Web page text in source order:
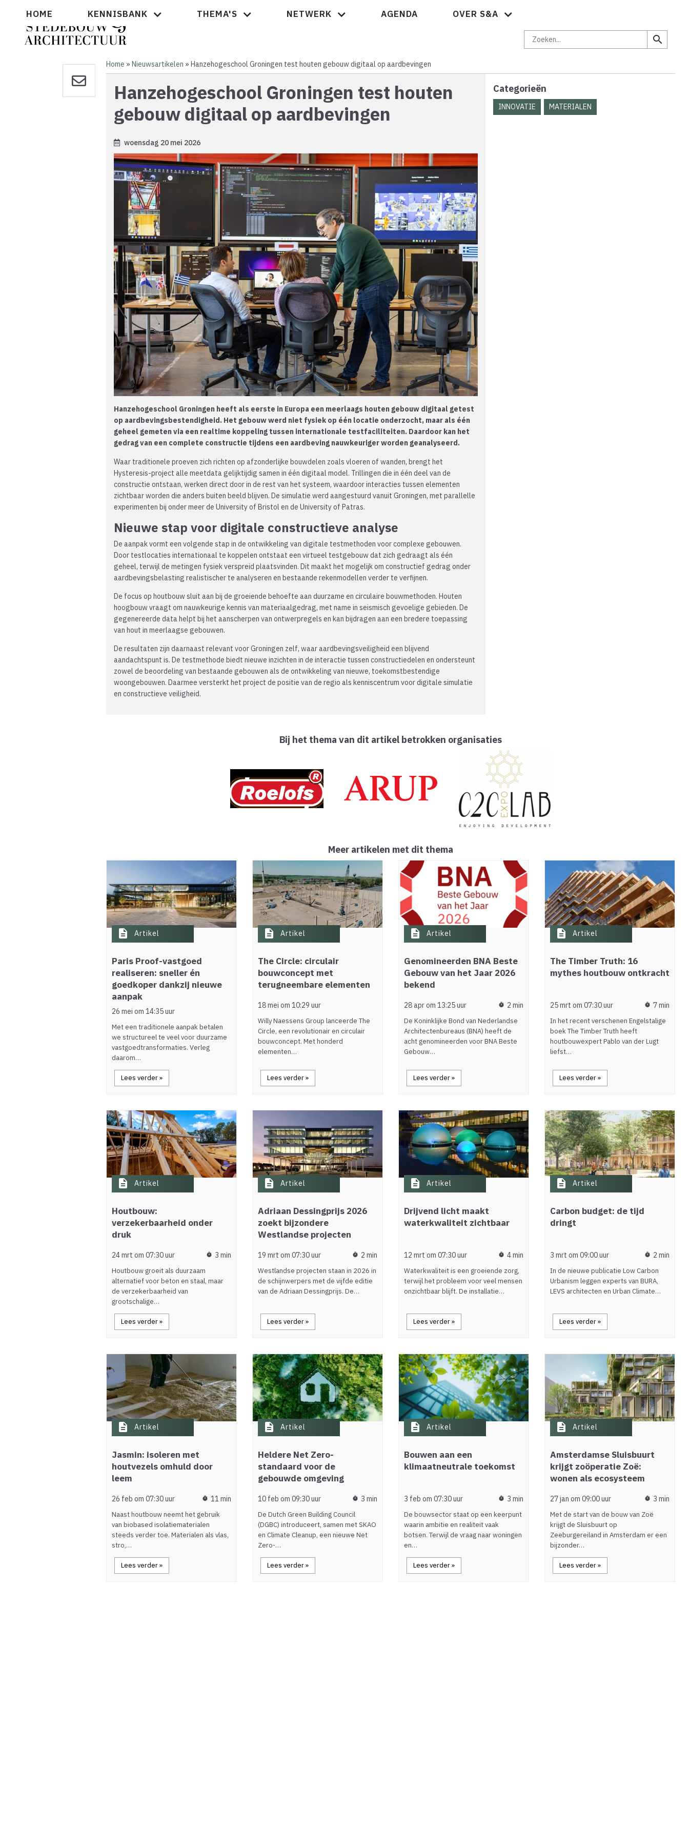
Zoeken
search
Hoofdnavigatie
HOME KENNISBANK THEMA'S NETWERK AGENDA OVER S&A
Home Nieuwsartikelen Hanzehogeschool Groningen test houten gebouw digitaal op aardbevingen
Hanzehogeschool Groningen test houten
gebouw digitaal op aardbevingen
woensdag 20 mei 2026
Hanzehogeschool Groningen heeft als eerste in Europa een meerlaags houten gebouw digitaal getest
op aardbevingsbestendigheid. Het gebouw werd niet fysiek op één locatie onderzocht, maar als één
geheel gemeten via een realtime koppeling tussen internationale testfaciliteiten. Daardoor kan het
gedrag van een complete constructie tijdens een aardbeving nauwkeuriger worden geanalyseerd.
Waar traditionele proeven zich richten op afzonderlijke bouwdelen zoals vloeren of wanden, brengt het
Hysteresis-project alle meetdata gelijktijdig samen in één digitaal model. Trillingen die in één deel van de
constructie ontstaan, werken direct door in de rest van het systeem, waardoor interacties tussen elementen
zichtbaar worden die anders buiten beeld blijven. De simulatie werd aangestuurd vanuit Groningen, met parallelle
experimenten bij onder meer de University of Bristol en de University of Patras.
Nieuwe stap voor digitale constructieve analyse
De aanpak vormt een volgende stap in de ontwikkeling van digitale testmethoden voor complexe gebouwen.
Door testlocaties internationaal te koppelen ontstaat een virtueel testgebouw dat zich gedraagt als één
geheel, terwijl de metingen fysiek verspreid plaatsvinden. Dit maakt het mogelijk om constructief gedrag onder
aardbevingsbelasting realistischer te analyseren en bestaande rekenmodellen verder te verfijnen.
De focus op houtbouw sluit aan bij de groeiende behoefte aan duurzame en circulaire bouwmethoden. Houten
hoogbouw vraagt om nauwkeurige kennis van materiaalgedrag, met name in seismisch gevoelige gebieden. De
gegenereerde data helpt bij het aanscherpen van ontwerpregels en kan bijdragen aan een bredere toepassing
van hout in meerlaagse gebouwen.
De resultaten zijn daarnaast relevant voor Groningen zelf, waar aardbevingsveiligheid een blijvend
aandachtspunt is. De testmethode biedt nieuwe inzichten in de interactie tussen constructiedelen en ondersteunt
zowel de beoordeling van bestaande gebouwen als de ontwikkeling van nieuwe, toekomstbestendige
woongebouwen. Daarmee versterkt het project de positie van de regio als kenniscentrum voor digitale simulatie
en constructieve veiligheid.
Categorieën
INNOVATIE MATERIALEN
Bij het thema van dit artikel betrokken organisaties
Meer artikelen met dit thema
description Artikel
Paris Proof-vastgoed
realiseren: sneller én
goedkoper dankzij nieuwe
aanpak
26 mei om 14:35 uur
Met een traditionele aanpak betalen
we structureel te veel voor duurzame
vastgoedtransformaties. Verleg
daarom…
Lees verder »
description Artikel
The Circle: circulair
bouwconcept met
terugneembare elementen
18 mei om 10:29 uur
Willy Naessens Group lanceerde The
Circle, een revolutionair en circulair
bouwconcept. Met honderd
elementen…
Lees verder »
description Artikel
Genomineerden BNA Beste
Gebouw van het Jaar 2026
bekend
28 apr om 13:25 uur timer 2 min
De Koninklijke Bond van Nederlandse
Architectenbureaus (BNA) heeft de
acht genomineerden voor BNA Beste
Gebouw…
Lees verder »
description Artikel
The Timber Truth: 16
mythes houtbouw ontkracht
25 mrt om 07:30 uur timer 7 min
In het recent verschenen Engelstalige
boek The Timber Truth heeft
houtbouwexpert Pablo van der Lugt
liefst…
Lees verder »
description Artikel
Houtbouw:
verzekerbaarheid onder
druk
24 mrt om 07:30 uur timer 3 min
Houtbouw groeit als duurzaam
alternatief voor beton en staal, maar
de verzekerbaarheid van
grootschalige…
Lees verder »
description Artikel
Adriaan Dessingprijs 2026
zoekt bijzondere
Westlandse projecten
19 mrt om 07:30 uur timer 2 min
Westlandse projecten staan in 2026 in
de schijnwerpers met de vijfde editie
van de Adriaan Dessingprijs. De…
Lees verder »
description Artikel
Drijvend licht maakt
waterkwaliteit zichtbaar
12 mrt om 07:30 uur timer 4 min
Waterkwaliteit is een groeiende zorg,
terwijl het probleem voor veel mensen
onzichtbaar blijft. De installatie…
Lees verder »
description Artikel
Carbon budget: de tijd
dringt
3 mrt om 09:00 uur timer 2 min
In de nieuwe publicatie Low Carbon
Urbanism leggen experts van BURA,
LEVS architecten en Urban Climate…
Lees verder »
description Artikel
Jasmin: isoleren met
houtvezels omhuld door
leem
26 feb om 07:30 uur timer 11 min
Naast houtbouw neemt het gebruik
van biobased isolatiematerialen
steeds verder toe. Materialen als vlas,
stro,…
Lees verder »
description Artikel
Heldere Net Zero-
standaard voor de
gebouwde omgeving
10 feb om 09:30 uur timer 3 min
De Dutch Green Building Council
(DGBC) introduceert, samen met SKAO
en Climate Cleanup, een nieuwe Net
Zero-…
Lees verder »
description Artikel
Bouwen aan een
klimaatneutrale toekomst
3 feb om 07:30 uur timer 3 min
De bouwsector staat op een keerpunt
waarin ambitie en realiteit vaak
botsen. Terwijl de vraag naar woningen
en…
Lees verder »
description Artikel
Amsterdamse Sluisbuurt
krijgt zoöperatie Zoë:
wonen als ecosysteem
27 jan om 09:00 uur timer 3 min
Met de start van de bouw van Zoë
krijgt de Sluisbuurt op
Zeeburgereiland in Amsterdam er een
bijzonder…
Lees verder »